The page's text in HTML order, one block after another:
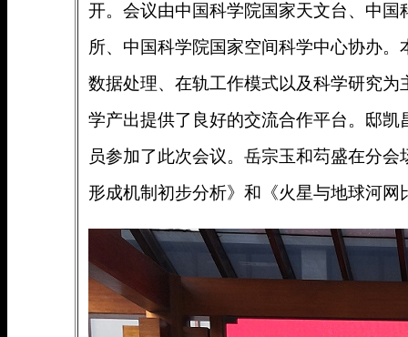
开。会议由中国科学院国家天文台、中
所、中国科学院国家空间科学中心协办
数据处理、在轨工作模式以及科学研究
学产出提供了良好的交流合作平台。邸
员参加了此次会议。岳宗玉和芶盛在分
形成机制初步分析》和《火星与地球河